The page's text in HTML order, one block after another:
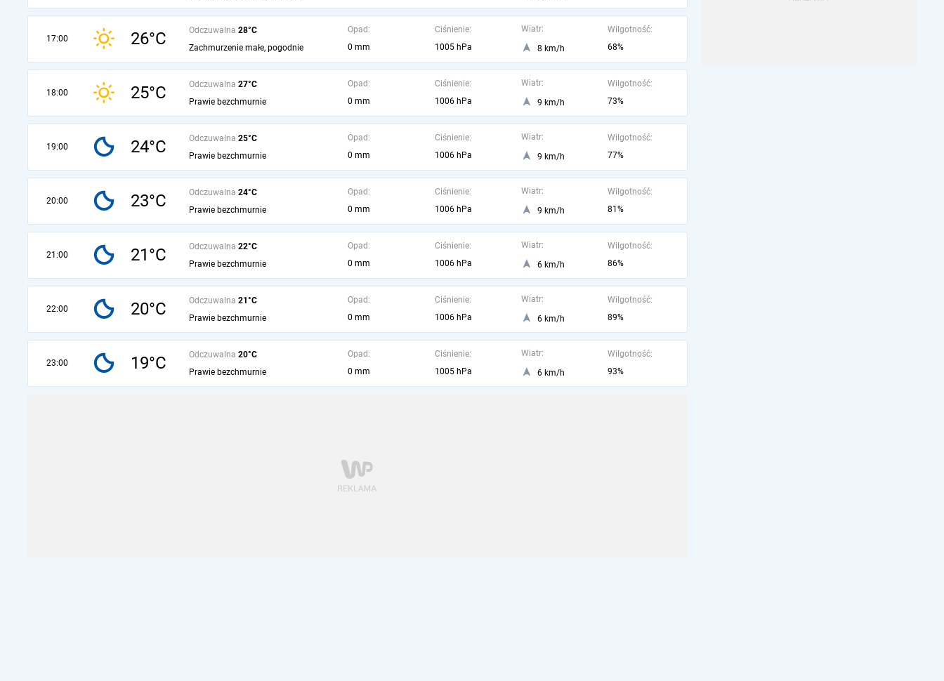
17:00 26°C Odczuwalna 28°C
Zachmurzenie małe, pogodnie
Opad:
0 mm
Ciśnienie:
1005 hPa
Wiatr:
8 km/h
Wilgotność:
68%
18:00 25°C Odczuwalna 27°C
Prawie bezchmurnie
Opad:
0 mm
Ciśnienie:
1006 hPa
Wiatr:
9 km/h
Wilgotność:
73%
19:00 24°C Odczuwalna 25°C
Prawie bezchmurnie
Opad:
0 mm
Ciśnienie:
1006 hPa
Wiatr:
9 km/h
Wilgotność:
77%
20:00 23°C Odczuwalna 24°C
Prawie bezchmurnie
Opad:
0 mm
Ciśnienie:
1006 hPa
Wiatr:
9 km/h
Wilgotność:
81%
21:00 21°C Odczuwalna 22°C
Prawie bezchmurnie
Opad:
0 mm
Ciśnienie:
1006 hPa
Wiatr:
6 km/h
Wilgotność:
86%
22:00 20°C Odczuwalna 21°C
Prawie bezchmurnie
Opad:
0 mm
Ciśnienie:
1006 hPa
Wiatr:
6 km/h
Wilgotność:
89%
23:00 19°C Odczuwalna 20°C
Prawie bezchmurnie
Opad:
0 mm
Ciśnienie:
1005 hPa
Wiatr:
6 km/h
Wilgotność:
93%